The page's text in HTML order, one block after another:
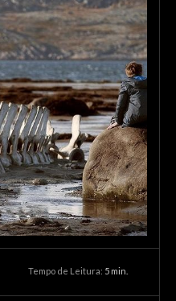
Tempo de Leitura: 5min.